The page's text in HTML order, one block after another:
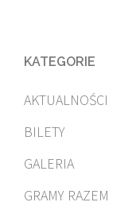
KATEGORIE
AKTUALNOŚCI
BILETY
GALERIA
GRAMY RAZEM